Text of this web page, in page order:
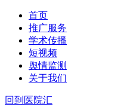
首页
推广服务
学术传播
短视频
舆情监测
关于我们
回到医院汇